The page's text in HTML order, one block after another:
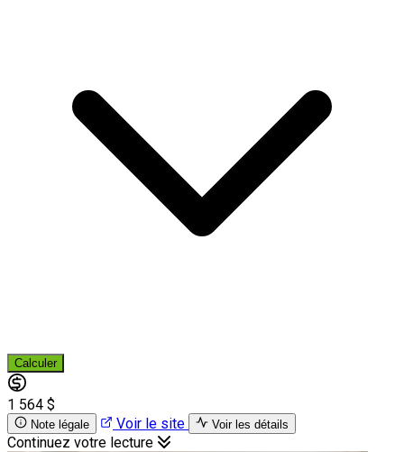
Calculer
1 564 $
Note légale Voir le site Voir les détails
Continuez votre lecture